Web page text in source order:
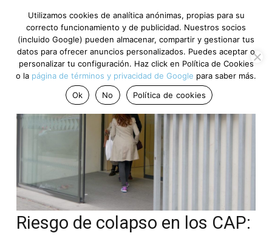
Riesgo de colapso en los CAP:
Utilizamos cookies de analítica anónimas, propias para su
correcto funcionamiento y de publicidad. Nuestros socios
(incluido Google) pueden almacenar, compartir y gestionar tus
datos para ofrecer anuncios personalizados. Puedes aceptar o
personalizar tu configuración. Haz click en Política de Cookies
o la página de términos y privacidad de Google para saber más.
Ok
No Política de cookies